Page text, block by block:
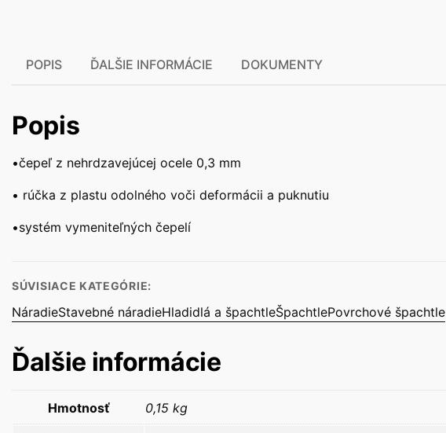
POPIS ĎALŠIE INFORMÁCIE DOKUMENTY
Popis
•čepeľ z nehrdzavejúcej ocele 0,3 mm
• rúčka z plastu odolného voči deformácii a puknutiu
•systém vymeniteľných čepelí
SÚVISIACE KATEGÓRIE:
NáradieStavebné náradieHladidlá a špachtleŠpachtlePovrchové špachtle
Ďalšie informácie
Hmotnosť 0,15 kg